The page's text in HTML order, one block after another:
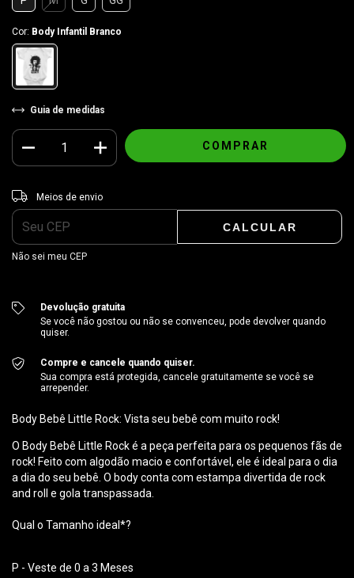
Cor: Body Infantil Branco
Guia de medidas
Entregas para o CEP:
Meios de envio
CALCULAR
Não sei meu CEP
Devolução gratuita
Se você não gostou ou não se convenceu, pode devolver quando
quiser.
Compre e cancele quando quiser.
Sua compra está protegida, cancele gratuitamente se você se
arrepender.
Body Bebê Little Rock: Vista seu bebê com muito rock!
O Body Bebê Little Rock é a peça perfeita para os pequenos fãs de
rock! Feito com algodão macio e confortável, ele é ideal para o dia
a dia do seu bebê. O body conta com estampa divertida de rock
and roll e gola transpassada.
Qual o Tamanho ideal*?
P - Veste de 0 a 3 Meses